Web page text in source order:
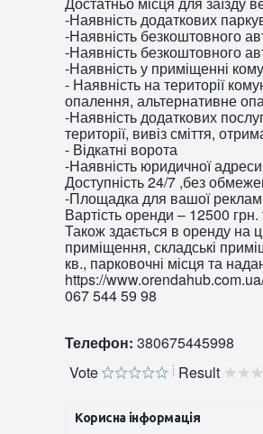
-Наявність додаткових
-Наявність безкоштовного
-Наявність безкоштовного
-Наявність у приміщенні
- Наявність на території
опалення, альтернативне
-Наявність додаткових
території, вивіз сміття,
- Відкатні ворота
-Наявність юридичної адреси
Доступність 24/7 ,без
-Площадка для вашої
Вартість оренди – 12500
Також здається в оренду на
приміщення, складські
кв., парковочні місця та
https://
067 544 59 98
Телефон: 380675445998
Vote
Result
Корисна інформація